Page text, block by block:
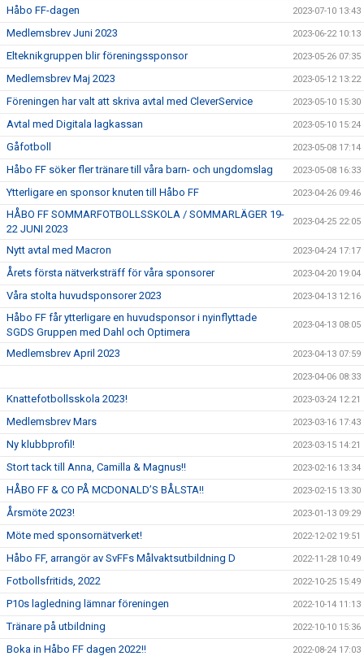
Håbo FF-dagen 2023-07-10 13:43
Medlemsbrev Juni 2023 2023-06-22 10:13
Elteknikgruppen blir föreningssponsor 2023-05-26 07:35
Medlemsbrev Maj 2023 2023-05-12 13:22
Föreningen har valt att skriva avtal med CleverService 2023-05-10 15:30
Avtal med Digitala lagkassan 2023-05-10 15:24
Gåfotboll 2023-05-08 17:14
Håbo FF söker fler tränare till våra barn- och ungdomslag 2023-05-08 16:33
Ytterligare en sponsor knuten till Håbo FF 2023-04-26 09:46
HÅBO FF SOMMARFOTBOLLSSKOLA / SOMMARLÄGER 19-
22 JUNI 2023
2023-04-25 22:05
Nytt avtal med Macron 2023-04-24 17:17
Årets första nätverksträff för våra sponsorer 2023-04-20 19:04
Våra stolta huvudsponsorer 2023 2023-04-13 12:16
Håbo FF får ytterligare en huvudsponsor i nyinflyttade
SGDS Gruppen med Dahl och Optimera
2023-04-13 08:05
Medlemsbrev April 2023 2023-04-13 07:59
2023-04-06 08:33
Knattefotbollsskola 2023! 2023-03-24 12:21
Medlemsbrev Mars 2023-03-16 17:43
Ny klubbprofil! 2023-03-15 14:21
Stort tack till Anna, Camilla & Magnus!! 2023-02-16 13:34
HÅBO FF & CO PÅ MCDONALD’S BÅLSTA!! 2023-02-15 13:30
Årsmöte 2023! 2023-01-13 09:29
Möte med sponsornätverket! 2022-12-02 19:51
Håbo FF, arrangör av SvFFs Målvaktsutbildning D 2022-11-28 10:49
Fotbollsfritids, 2022 2022-10-25 15:49
P10s lagledning lämnar föreningen 2022-10-14 11:13
Tränare på utbildning 2022-10-10 15:36
Boka in Håbo FF dagen 2022!! 2022-08-24 17:03